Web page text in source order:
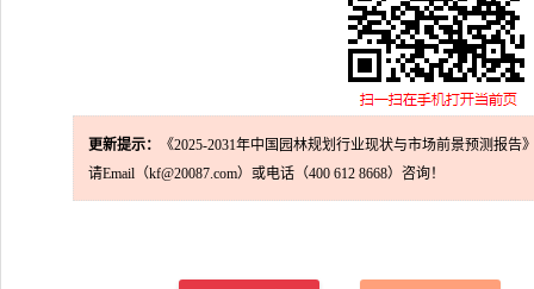
更新提示：
《2025-2031年中国园林规划行业现状与市场前景预测报告
请Email（kf@20087.com）或电话（400 612 8668）咨询！